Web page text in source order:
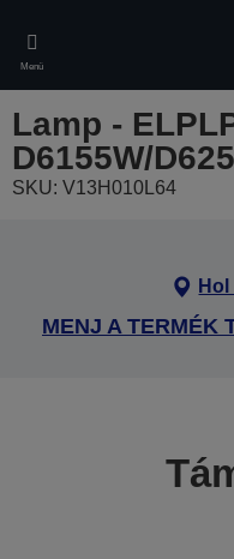
main
content
Menü
Lamp -
D6155W/
SKU: V13H010L64
MENJ A TERMÉK